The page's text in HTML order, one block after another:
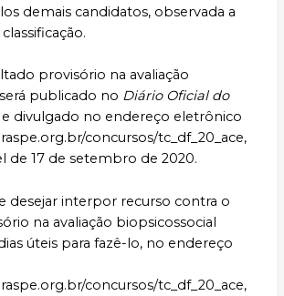
demais candidatos, observada a
provisório na avaliação
publicado no Diário Oficial do
e divulgado no endereço eletrônico
concursos/tc_df_20_ace,
de 17 de setembro de 2020.
desejar interpor recurso contra o
na avaliação biopsicossocial
úteis para fazê-lo, no endereço
concursos/tc_df_20_ace,